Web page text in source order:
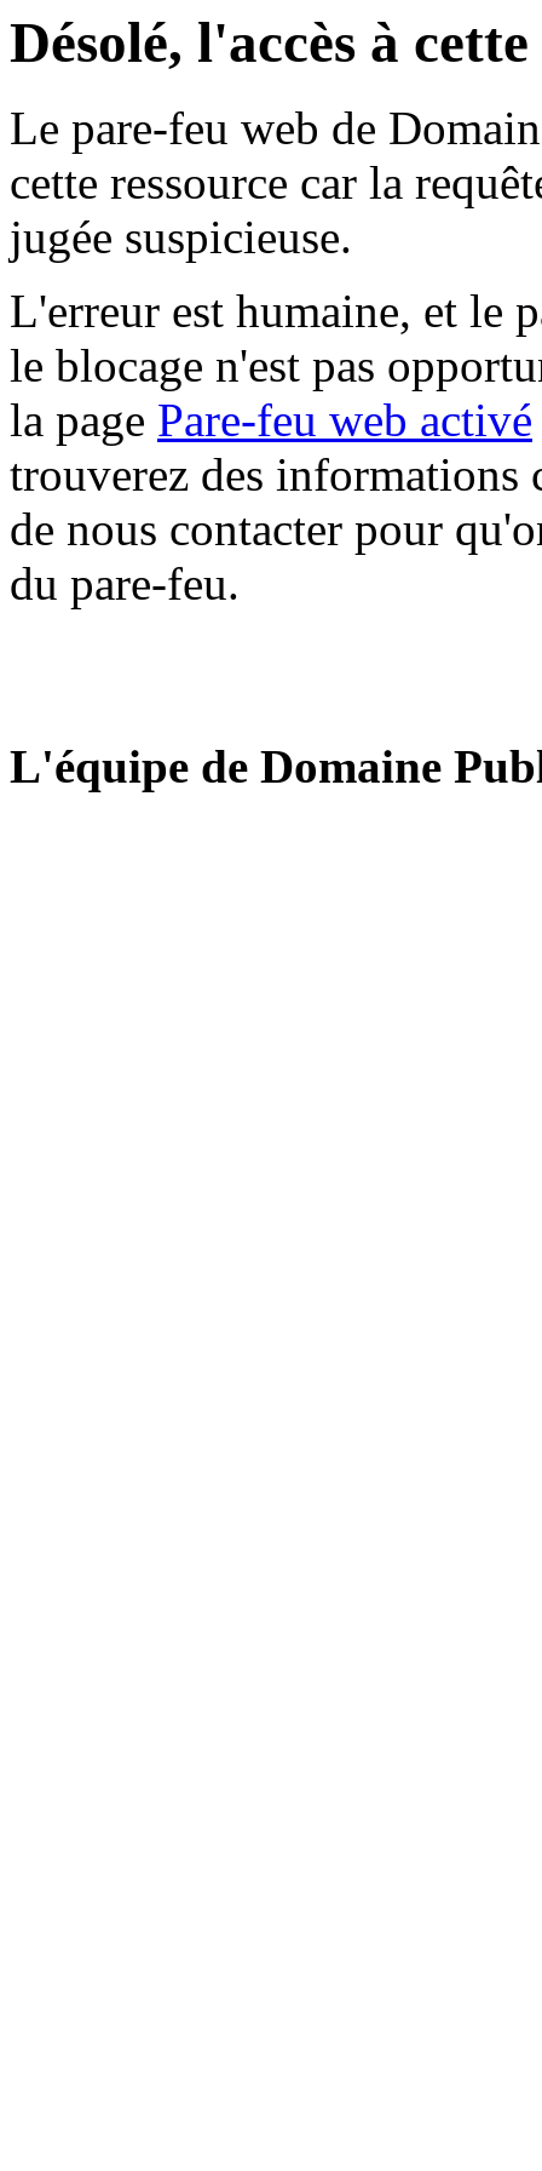
Désolé, l'accès à
Le pare-feu web de
cette ressource car la
jugée suspicieuse.
L'erreur est humaine, et le
le blocage n'est pas
la page Pare-feu web activé
trouverez des informations
de nous contacter pour
du pare-feu.
L'équipe de Domaine